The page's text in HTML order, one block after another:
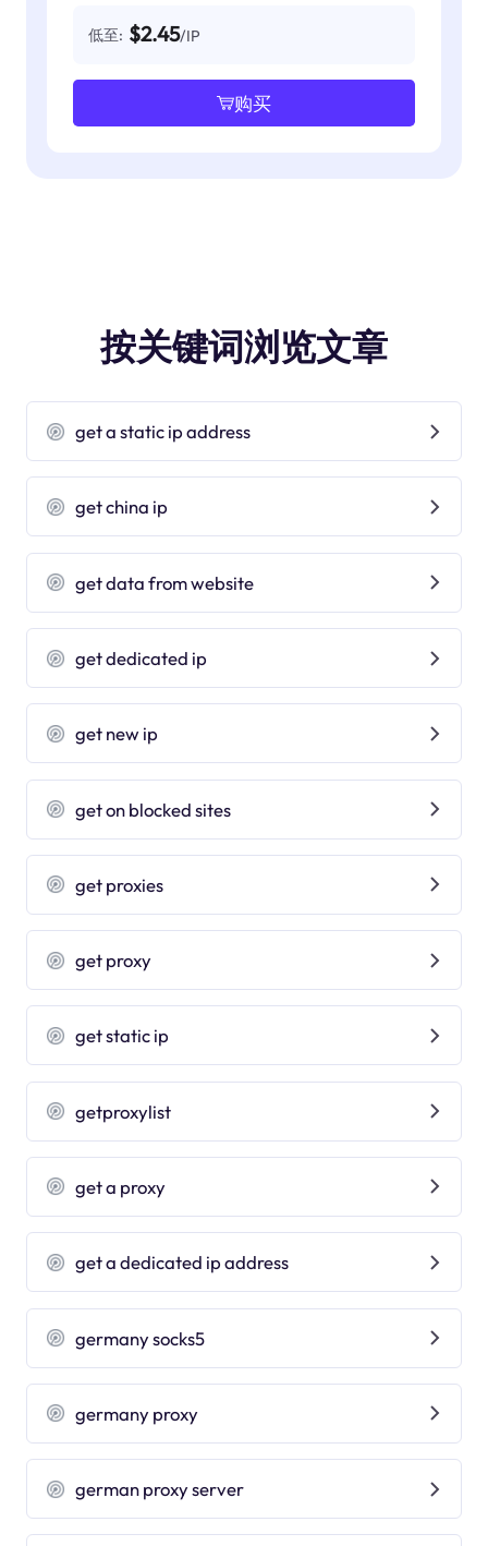
低至: $2.45/IP
购买
按关键词浏览文章
get a static ip address
get china ip
get data from website
get dedicated ip
get new ip
get on blocked sites
get proxies
get proxy
get static ip
getproxylist
get a proxy
get a dedicated ip address
germany socks5
germany proxy
german proxy server